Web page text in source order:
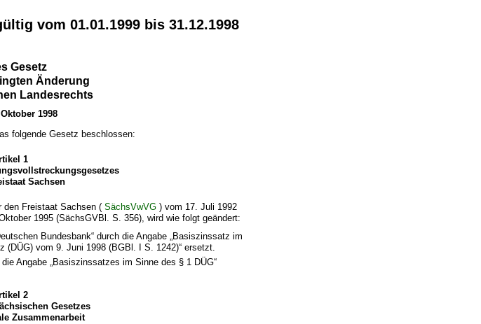
vom 01.01.1999 bis 31.12.1998
Gesetz
Änderung
Landesrechts
1998
folgende Gesetz beschlossen:
1
Sachsen
den Freistaat Sachsen (SächsVwVG ) vom 17. Juli 1992
1995 (SächsGVBl. S. 356), wird wie folgt geändert:
Bundesbank“ durch die Angabe „Basiszinssatz im
(DÜG) vom 9. Juni 1998 (BGBl. I S. 1242)“ ersetzt.
Angabe „Basiszinssatzes im Sinne des § 1 DÜG“
2
Gesetzes
Zusammenarbeit